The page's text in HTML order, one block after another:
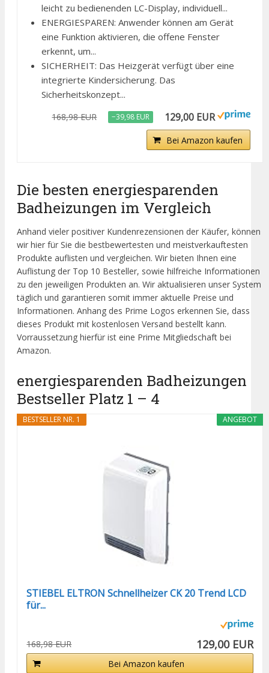
leicht zu bedienenden LC-Display, individuell...
ENERGIESPAREN: Anwender können am Gerät
eine Funktion aktivieren, die offene Fenster
erkennt, um...
SICHERHEIT: Das Heizgerät verfügt über eine
integrierte Kindersicherung. Das
Sicherheitskonzept...
168,98 EUR −39,98 EUR 129,00 EUR
Bei Amazon kaufen
Die besten energiesparenden
Badheizungen im Vergleich
Anhand vieler positiver Kundenrezensionen der Käufer, können
wir hier für Sie die bestbewertesten und meistverkauftesten
Produkte auflisten und vergleichen. Wir bieten Ihnen eine
Auflistung der Top 10 Besteller, sowie hilfreiche Informationen
zu den jeweiligen Produkten an. Wir aktualisieren unser System
täglich und garantieren somit immer aktuelle Preise und
Informationen. Anhang des Prime Logos erkennen Sie, dass
dieses Produkt mit kostenlosen Versand bestellt kann.
Vorraussetzung hierfür ist eine Prime Mitgliedschaft bei
Amazon.
energiesparenden Badheizungen
Bestseller Platz 1 – 4
ANGEBOT
BESTSELLER NR. 1
STIEBEL ELTRON Schnellheizer CK 20 Trend LCD
für...
168,98 EUR 129,00 EUR
Bei Amazon kaufen